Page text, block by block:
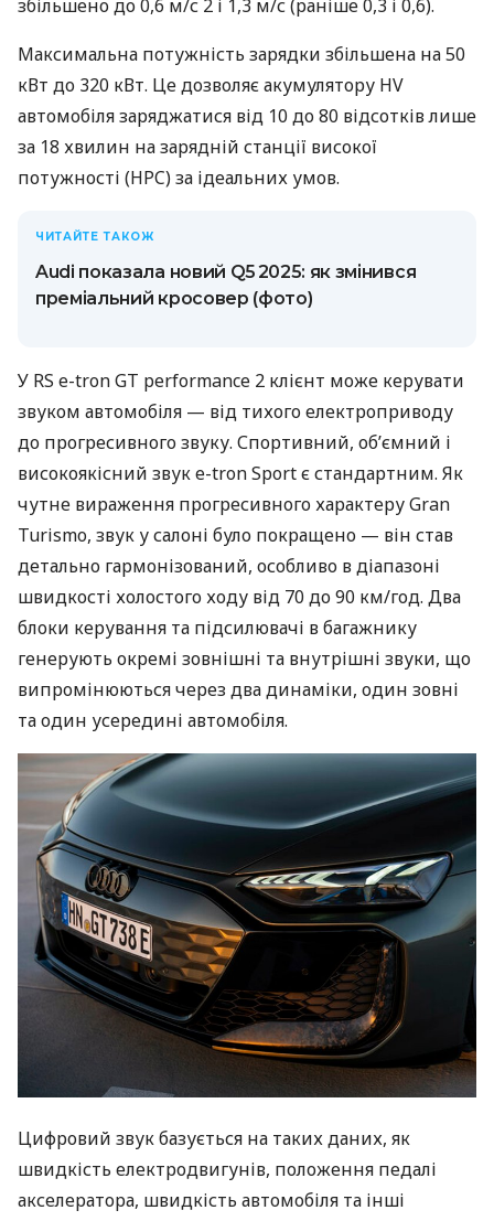
збільшено до 0,6 м/с 2 і 1,3 м/с (раніше 0,3 і 0,6).
Максимальна потужність зарядки збільшена на 50
кВт до 320 кВт. Це дозволяє акумулятору HV
автомобіля заряджатися від 10 до 80 відсотків лише
за 18 хвилин на зарядній станції високої
потужності (HPC) за ідеальних умов.
ЧИТАЙТЕ ТАКОЖ
Audi показала новий Q5 2025: як змінився
преміальний кросовер (фото)
У RS e-tron GT performance 2 клієнт може керувати
звуком автомобіля — від тихого електроприводу
до прогресивного звуку. Спортивний, об’ємний і
високоякісний звук e-tron Sport є стандартним. Як
чутне вираження прогресивного характеру Gran
Turismo, звук у салоні було покращено — він став
детально гармонізований, особливо в діапазоні
швидкості холостого ходу від 70 до 90 км/год. Два
блоки керування та підсилювачі в багажнику
генерують окремі зовнішні та внутрішні звуки, що
випромінюються через два динаміки, один зовні
та один усередині автомобіля.
Цифровий звук базується на таких даних, як
швидкість електродвигунів, положення педалі
акселератора, швидкість автомобіля та інші